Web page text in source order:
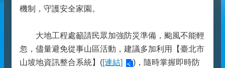
機制，守護安全家園。
大地工程處籲請民眾加強防災準備，颱風不能輕
忽，儘量避免從事山區活動，建議多加利用【臺北市
山坡地資訊整合系統】([連結]
)，隨時掌握即時防